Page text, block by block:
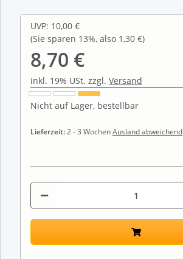
UVP: 10,00 €
(Sie sparen 13%, also 1,30 €)
8,70 €
inkl. 19% USt. zzgl. Versand
Nicht auf Lager, bestellbar
Lieferzeit:2 - 3 WochenAusland abweichend